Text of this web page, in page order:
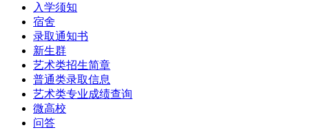
入学须知
宿舍
录取通知书
新生群
艺术类招生简章
普通类录取信息
艺术类专业成绩查询
微高校
问答